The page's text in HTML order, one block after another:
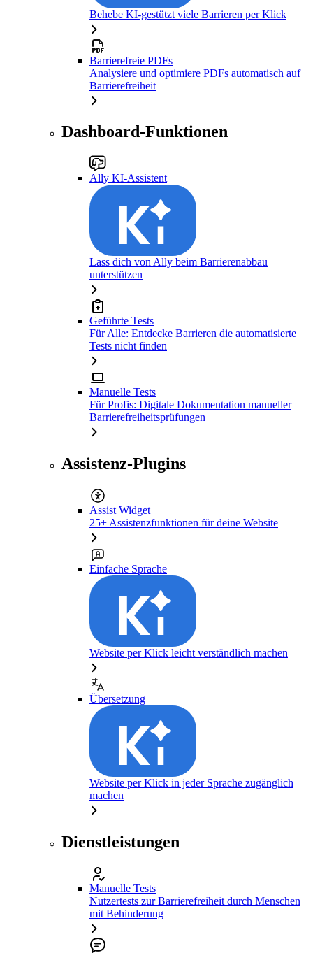
Behebe KI-gestützt viele Barrieren per Klick
Barrierefreie PDFs
Analysiere und optimiere PDFs automatisch auf
Barrierefreiheit
Dashboard-Funktionen
Ally KI-Assistent
Lass dich von Ally beim Barrierenabbau
unterstützen
Geführte Tests
Für Alle: Entdecke Barrieren die automatisierte
Tests nicht finden
Manuelle Tests
Für Profis: Digitale Dokumentation manueller
Barrierefreiheitsprüfungen
Assistenz-Plugins
Assist Widget
25+ Assistenzfunktionen für deine Website
Einfache Sprache
Website per Klick leicht verständlich machen
Übersetzung
Website per Klick in jeder Sprache zugänglich
machen
Dienstleistungen
Manuelle Tests
Nutzertests zur Barrierefreiheit durch Menschen
mit Behinderung